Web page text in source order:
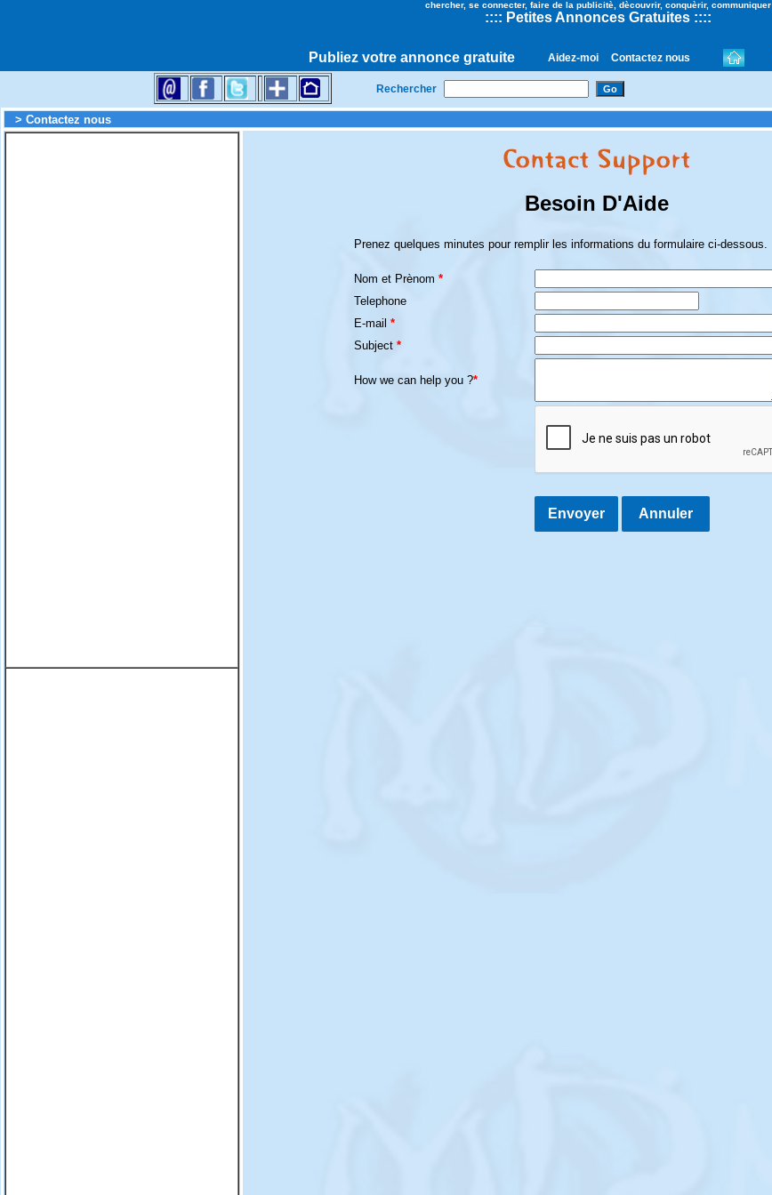
chercher, se connecter, faire de la publicitè, dècouvrir, conquèrir, communiquer
:::: Petites Annonces Gratuites ::::
Publiez votre annonce gratuite Aidez-moi Contactez nous
Rechercher
> Contactez nous
Besoin D'Aide
Prenez quelques minutes pour remplir les informations du formulaire ci-dessous.
Nom et Prènom *
Telephone
E-mail *
Subject *
How we can help you ?*